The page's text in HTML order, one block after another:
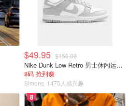
$49.95 $150.00
Nike Dunk Low Retro 男士休闲运动鞋
8码 抢到赚
Simons 1475人感兴趣
8